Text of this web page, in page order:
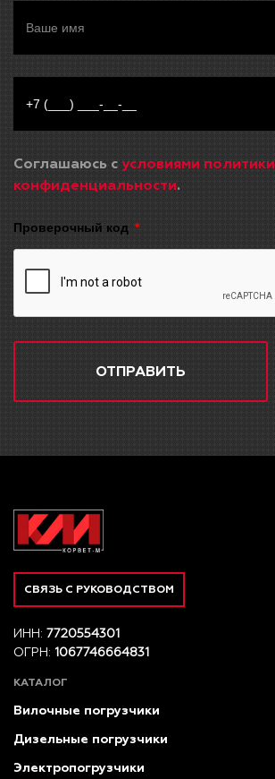
Соглашаюсь с условиями политики
конфиденциальности.
Проверочный код
ОТПРАВИТЬ
СВЯЗЬ С РУКОВОДСТВОМ
ИНН: 7720554301
ОГРН: 1067746664831
КАТАЛОГ
Вилочные погрузчики
Дизельные погрузчики
Электропогрузчики